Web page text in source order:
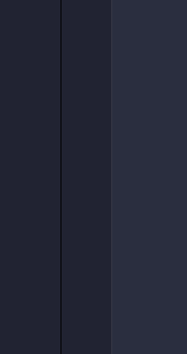
GARANTÍA